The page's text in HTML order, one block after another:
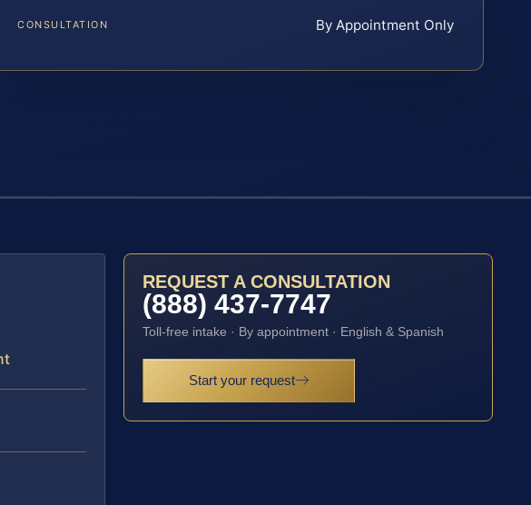
CONSULTATION By Appointment Only
REQUEST A CONSULTATION
(888) 437-7747
Toll-free intake · By appointment · English & Spanish
Start your request